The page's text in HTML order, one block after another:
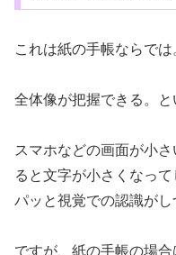
これは紙の手帳ならでは
全体像が把握できる。と
スマホなどの画面が小
ると文字が小さくなって
パッと視覚での認識がし
ですが、紙の手帳の場